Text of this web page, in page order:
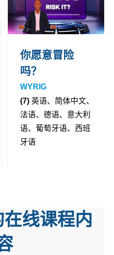
你愿意冒险
吗？
WYRIG
(7) 英语、简体中文、
法语、德语、意大利
语、葡萄牙语、西班
牙语
线课程内